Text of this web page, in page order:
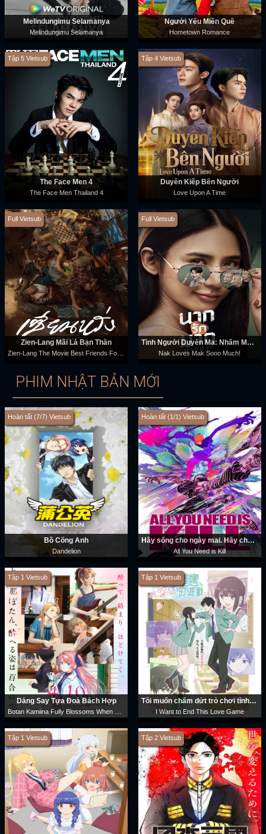
Melindungimu Selamanya
Melindungimu Selamanya
Người Yêu Miền Quê
Hometown Romance
Tập 5 Vietsub
The Face Men 4
The Face Men Thailand 4
Tập 4 Vietsub
Duyên Kiếp Bên Người
Love Upon A Time
Full Vietsub
Zien-Lang Mãi Là Bạn Thân
Zien-Lang The Movie Best Friends Forever
Full Vietsub
Tình Người Duyên Ma: Nhắm Mak Yêu Luôn
Nak Loves Mak Sooo Much!
PHIM NHẬT BẢN MỚI
Hoàn tất (7/7) Vietsub
Bồ Công Anh
Dandelion
Hoàn tất (1/1) Vietsub
Hãy sống cho ngày mai. Hãy chết hôm nay.
All You Need is Kill
Tập 1 Vietsub
Dáng Say Tựa Đoá Bách Hợp
Botan Kamiina Fully Blossoms When Drunk
Tập 1 Vietsub
Tôi muốn chấm dứt trò chơi tình yêu này
I Want to End This Love Game
Tập 1 Vietsub Tập 2 Vietsub